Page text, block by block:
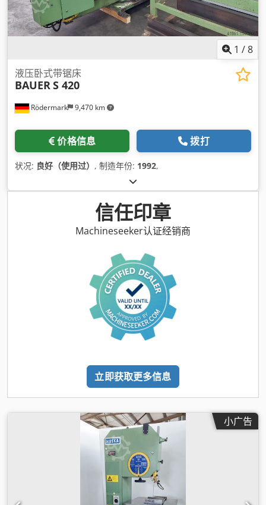
1 /8
Rödermark 9,470 km
液压卧式带锯床
BAUERS 420
价格信息 拨打
状况: 良好（使用过） , 制造年份: 1992,
信任印章
Machineseeker认证经销商
立即获取更多信息
小广告